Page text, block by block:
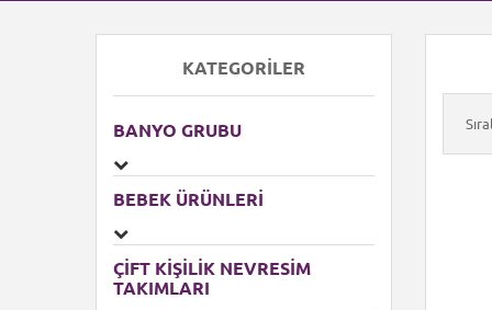
KATEGORILER
BANYO GRUBU
BEBEK ÜRÜNLERI
ÇIFT KIŞILIK NEVRESIM
TAKIMLARI